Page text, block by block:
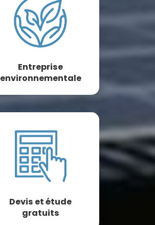
Entreprise
environnementale
Devis et étude
gratuits